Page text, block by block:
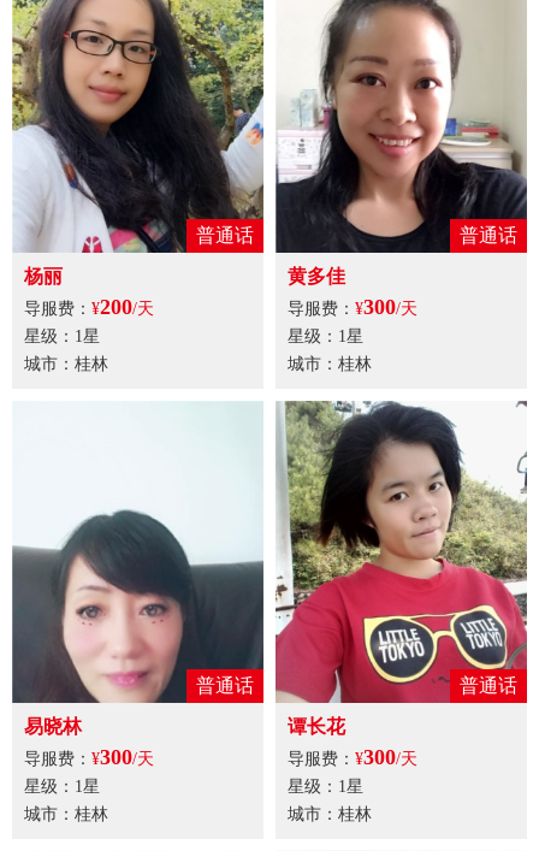
普通话
杨丽
导服费： ¥200/天
星级：1星
城市：桂林
普通话
黄多佳
导服费： ¥300/天
星级：1星
城市：桂林
普通话
易晓林
导服费： ¥300/天
星级：1星
城市：桂林
普通话
谭长花
导服费： ¥300/天
星级：1星
城市：桂林